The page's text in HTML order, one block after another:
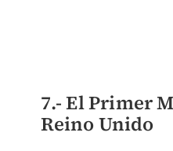
7.- El Primer
Reino Unido